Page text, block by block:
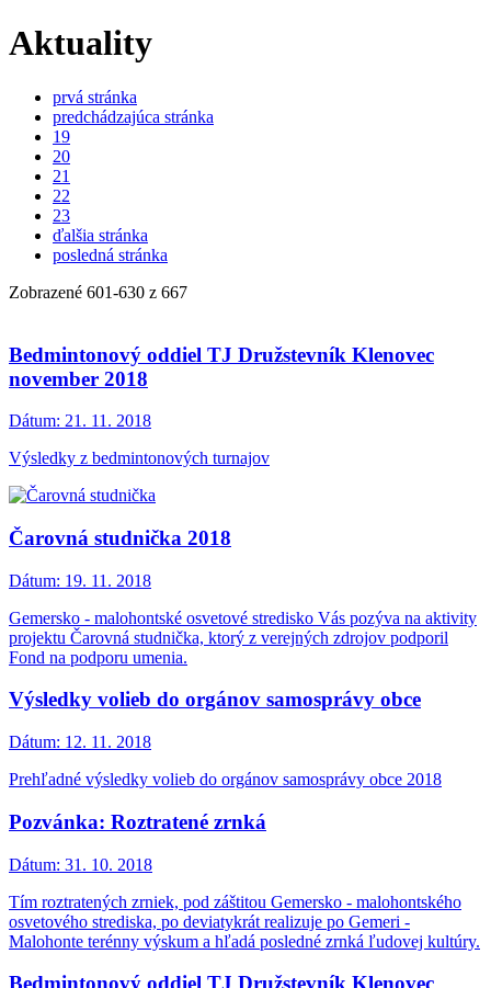
Aktuality
prvá stránka
predchádzajúca stránka
19
20
21
22
23
ďalšia stránka
posledná stránka
Zobrazené 601-630 z 667
Bedmintonový oddiel TJ Družstevník Klenovec
november 2018
Dátum: 21. 11. 2018
Výsledky z bedmintonových turnajov
Čarovná studnička 2018
Dátum: 19. 11. 2018
Gemersko - malohontské osvetové stredisko Vás pozýva na aktivity
projektu Čarovná studnička, ktorý z verejných zdrojov podporil
Fond na podporu umenia.
Výsledky volieb do orgánov samosprávy obce
Dátum: 12. 11. 2018
Prehľadné výsledky volieb do orgánov samosprávy obce 2018
Pozvánka: Roztratené zrnká
Dátum: 31. 10. 2018
Tím roztratených zrniek, pod záštitou Gemersko - malohontského
osvetového strediska, po deviatykrát realizuje po Gemeri -
Malohonte terénny výskum a hľadá posledné zrnká ľudovej kultúry.